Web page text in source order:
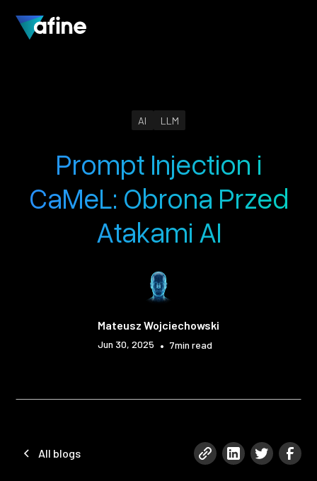
AI LLM
Prompt Injection i
CaMeL: Obrona Przed
Atakami AI
Mateusz Wojciechowski
Jun 30, 2025 • 7min read
All blogs